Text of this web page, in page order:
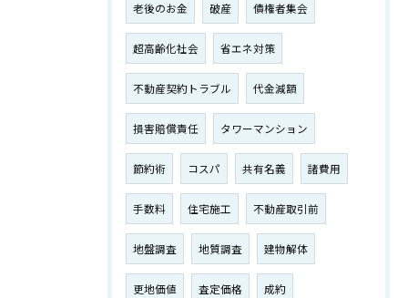
老後のお金 破産 債権者集会
超高齢化社会 省エネ対策
不動産契約トラブル 代金減額
損害賠償責任 タワーマンション
節約術 コスパ 共有名義 諸費用
手数料 住宅施工 不動産取引前
地盤調査 地質調査 建物解体
更地価値 査定価格 成約